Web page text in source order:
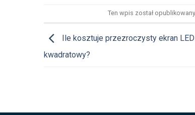
Ten wpis został
Ile kosztuje przezroczysty ekran
kwadratowy?